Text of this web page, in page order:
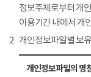
정보주체로부터 개
이용기간 내에서 개
2 개인정보파일별 보
개인정보파일의 명